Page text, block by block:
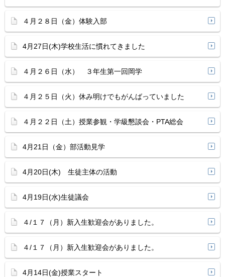
４月２８日（金）体験入部
4月27日(木)学校生活に慣れてきました
４月２６日（水） ３年生第一回岡学
４月２５日（火）休み明けでもがんばっていました
４月２２日（土）授業参観・学級懇談会・PTA総会
4月21日（金）部活動見学
4月20日(木) 生徒主体の活動
4月19日(水)生徒議会
４/１７（月）新入生歓迎会がありました。
４/１７（月）新入生歓迎会がありました。
4月14日(金)授業スタート